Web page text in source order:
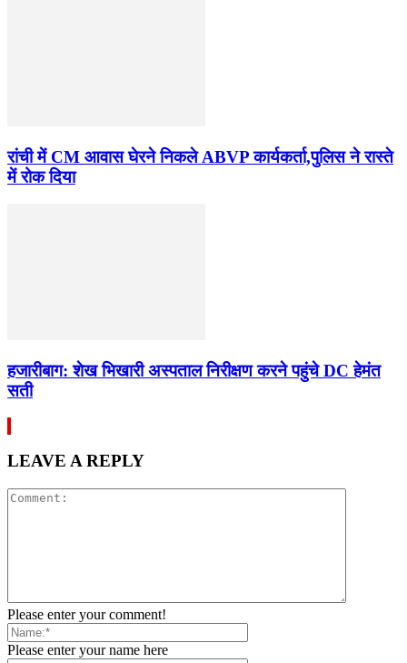
रांची में CM आवास घेरने निकले ABVP कार्यकर्ता,पुलिस ने रास्ते
में रोक दिया
हजारीबाग: शेख भिखारी अस्पताल निरीक्षण करने पहुंचे DC हेमंत
सती
LEAVE A REPLY
Please enter your comment!
Please enter your name here